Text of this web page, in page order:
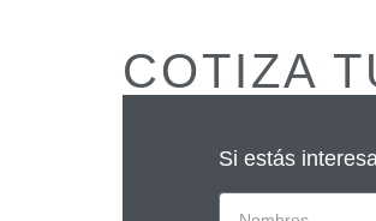
COTIZA
Si estás